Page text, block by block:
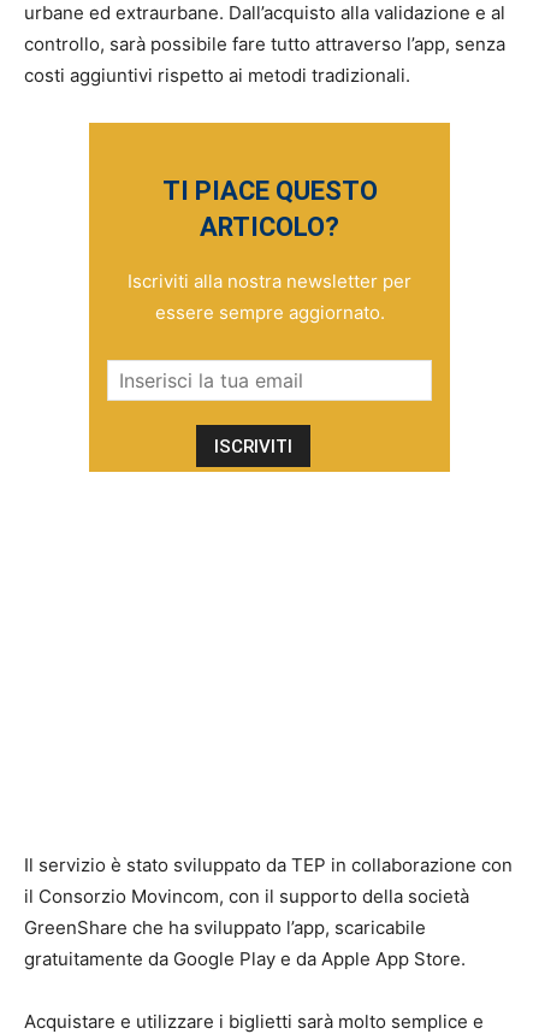
urbane ed extraurbane. Dall’acquisto alla validazione e al
controllo, sarà possibile fare tutto attraverso l’app, senza
costi aggiuntivi rispetto ai metodi tradizionali.
TI PIACE QUESTO
ARTICOLO?
Iscriviti alla nostra newsletter per
essere sempre aggiornato.
Il servizio è stato sviluppato da TEP in collaborazione con
il Consorzio Movincom, con il supporto della società
GreenShare che ha sviluppato l’app, scaricabile
gratuitamente da Google Play e da Apple App Store.
Acquistare e utilizzare i biglietti sarà molto semplice e